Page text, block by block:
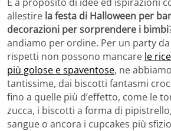
allestire la festa di Halloween per
decorazioni per sorprendere i bimbi
andiamo per ordine. Per un party
rispetti non possono mancare le
più golose e spaventose, ne
tantissime, dai biscotti fantasmi
fino a quelle più d’effetto, come le
zucca, i biscotti a forma di
sangue o ancora i cupcakes più